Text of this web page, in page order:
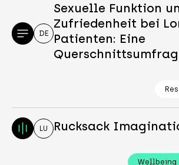
DE
Sexuelle Funktion
Zufriedenheit bei
Patienten: Eine
LU Rucksack
Wellbeing